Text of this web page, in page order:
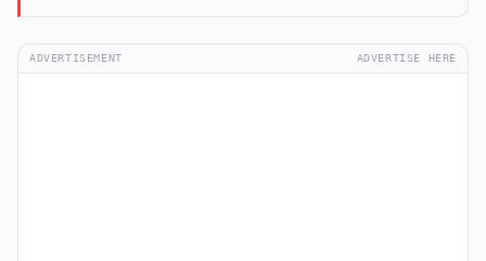
ADVERTISEMENT ADVERTISE HERE